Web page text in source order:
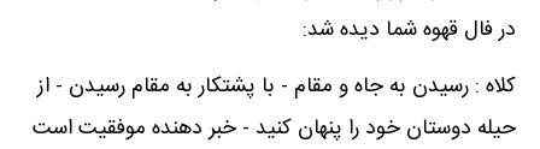
در فال قهوه شما دیده شد:
کلاه : رسیدن به جاه و مقام - با پشتکار به مقام رسیدن - از
حیله دوستان خود را پنهان کنید - خبر دهنده موفقیت است